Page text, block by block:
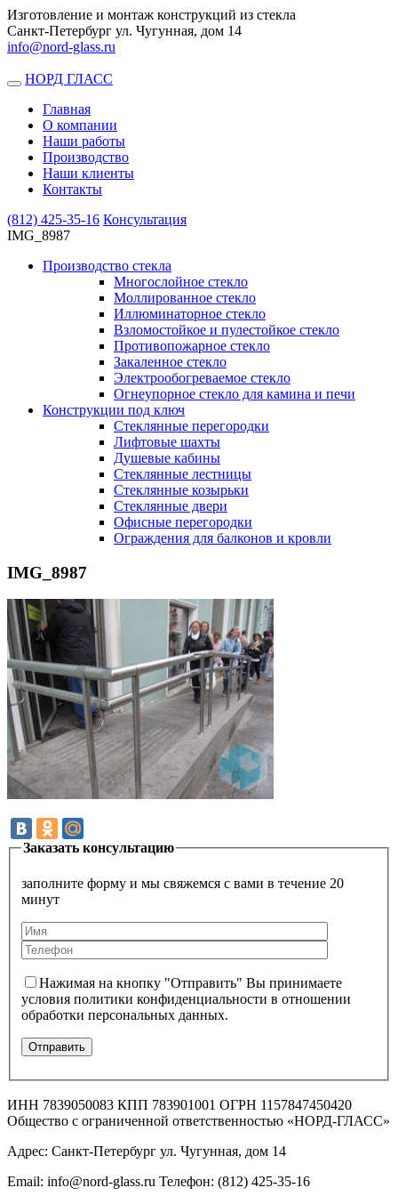
Изготовление и монтаж конструкций из стекла
Санкт-Петербург ул. Чугунная, дом 14
info@nord-glass.ru
Toggle
navigation
НОРД ГЛАСС
Главная
О компании
Наши работы
Производство
Наши клиенты
Контакты
(812) 425-35-16 Консультация
IMG_8987
Производство стекла
Многослойное стекло
Моллированное стекло
Иллюминаторное стекло
Взломостойкое и пулестойкое стекло
Противопожарное стекло
Закаленное стекло
Электрообогреваемое стекло
Огнеупорное стекло для камина и печи
Конструкции под ключ
Стеклянные перегородки
Лифтовые шахты
Душевые кабины
Cтеклянные лестницы
Cтеклянные козырьки
Cтеклянные двери
Офисные перегородки
Ограждения для балконов и кровли
IMG_8987
Заказать консультацию
заполните форму и мы свяжемся с вами в течение 20
минут
Нажимая на кнопку "Отправить" Вы принимаете
условия политики конфиденциальности в отношении
обработки персональных данных.
ИНН 7839050083 КПП 783901001 ОГРН 1157847450420
Общество с ограниченной ответственностью «НОРД-ГЛАСС»
Адрес: Санкт-Петербург ул. Чугунная, дом 14
Email: info@nord-glass.ru Телефон: (812) 425-35-16